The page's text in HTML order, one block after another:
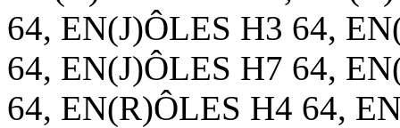
64, EN(J)ÔLES H3 64,
64, EN(J)ÔLES H7 64,
64, EN(R)ÔLES H4 64,